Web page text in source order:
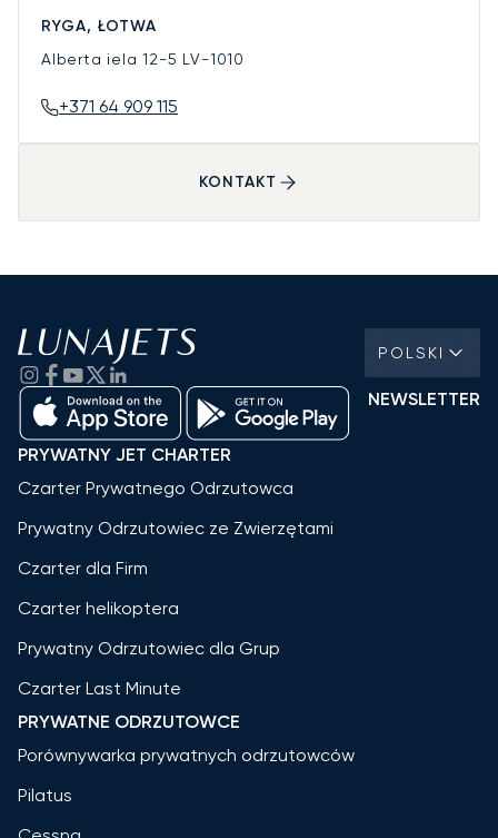
RYGA, ŁOTWA
Alberta iela 12-5 LV-1010
+371 64 909 115
KONTAKT
POLSKI
NEWSLETTER
PRYWATNY JET CHARTER
Czarter Prywatnego Odrzutowca
Prywatny Odrzutowiec ze Zwierzętami
Czarter dla Firm
Czarter helikoptera
Prywatny Odrzutowiec dla Grup
Czarter Last Minute
PRYWATNE ODRZUTOWCE
Porównywarka prywatnych odrzutowców
Pilatus